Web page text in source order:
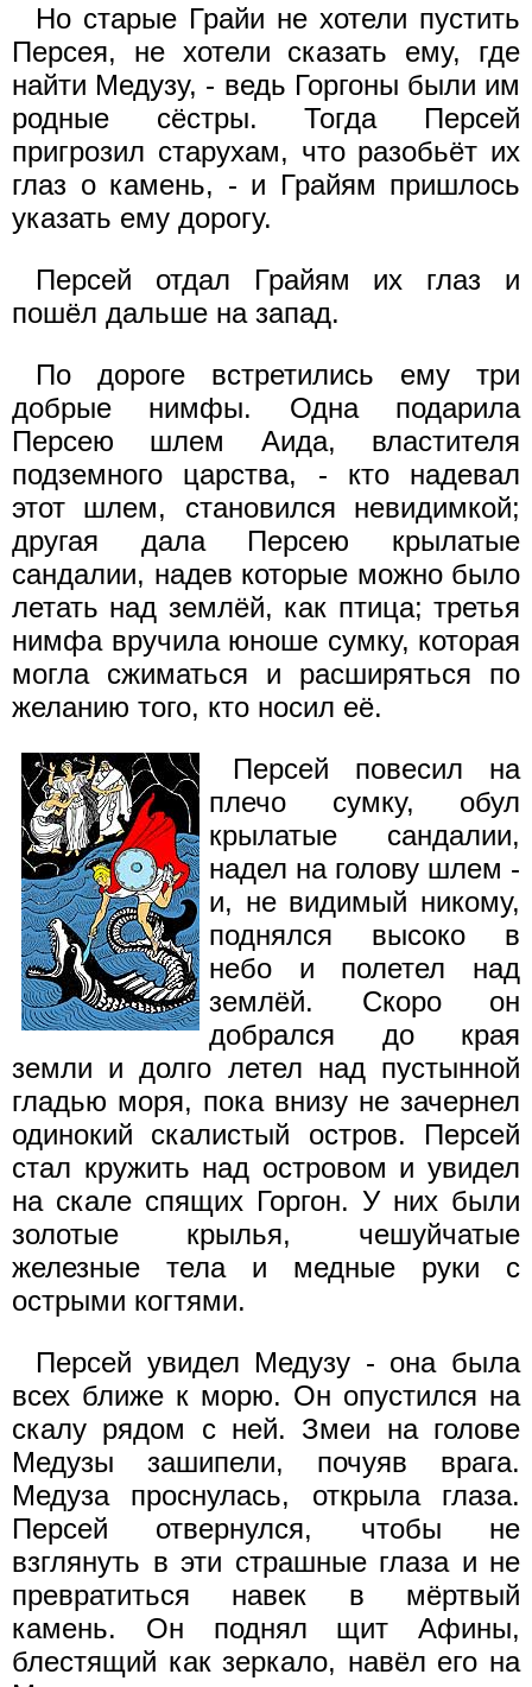
Но старые Грайи не хотели пустить
Персея, не хотели сказать ему, где
найти Медузу, - ведь Горгоны были им
родные сёстры. Тогда Персей
пригрозил старухам, что разобьёт их
глаз о камень, - и Грайям пришлось
указать ему дорогу.
Персей отдал Грайям их глаз и
пошёл дальше на запад.
По дороге встретились ему три
добрые нимфы. Одна подарила
Персею шлем Аида, властителя
подземного царства, - кто надевал
этот шлем, становился невидимкой;
другая дала Персею крылатые
сандалии, надев которые можно было
летать над землёй, как птица; третья
нимфа вручила юноше сумку, которая
могла сжиматься и расширяться по
желанию того, кто носил её.
Персей повесил на
плечо сумку, обул
крылатые сандалии,
надел на голову шлем -
и, не видимый никому,
поднялся высоко в
небо и полетел над
землёй. Скоро он
добрался до края
земли и долго летел над пустынной
гладью моря, пока внизу не зачернел
одинокий скалистый остров. Персей
стал кружить над островом и увидел
на скале спящих Горгон. У них были
золотые крылья, чешуйчатые
железные тела и медные руки с
острыми когтями.
Персей увидел Медузу - она была
всех ближе к морю. Он опустился на
скалу рядом с ней. Змеи на голове
Медузы зашипели, почуяв врага.
Медуза проснулась, открыла глаза.
Персей отвернулся, чтобы не
взглянуть в эти страшные глаза и не
превратиться навек в мёртвый
камень. Он поднял щит Афины,
блестящий как зеркало, навёл его на